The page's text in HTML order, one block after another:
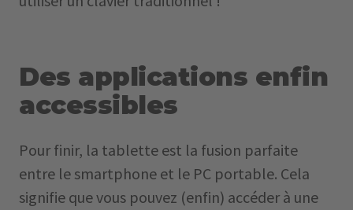
Des applications enfin
accessibles
Pour finir, la tablette est la fusion parfaite
entre le smartphone et le PC portable. Cela
signifie que vous pouvez (enfin) accéder à une